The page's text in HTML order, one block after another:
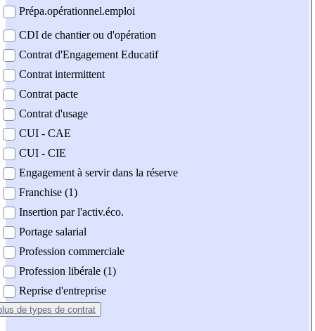
Prépa.opérationnel.emploi
CDI de chantier ou d'opération
Contrat d'Engagement Educatif
Contrat intermittent
Contrat pacte
Contrat d'usage
CUI - CAE
CUI - CIE
Engagement à servir dans la réserve
Franchise (1)
Insertion par l'activ.éco.
Portage salarial
Profession commerciale
Profession libérale (1)
Reprise d'entreprise
de types de contrat